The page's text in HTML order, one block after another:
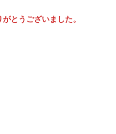
とうございました。